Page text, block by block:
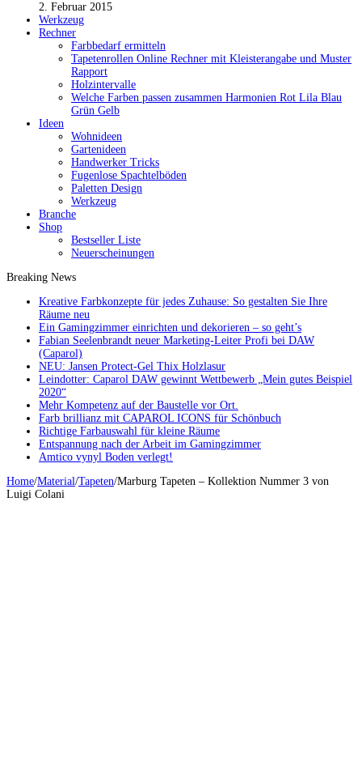
2. Februar 2015
Werkzeug
Rechner
Farbbedarf ermitteln
Tapetenrollen Online Rechner mit Kleisterangabe und Muster
Rapport
Holzintervalle
Welche Farben passen zusammen Harmonien Rot Lila Blau
Grün Gelb
Ideen
Wohnideen
Gartenideen
Handwerker Tricks
Fugenlose Spachtelböden
Paletten Design
Werkzeug
Branche
Shop
Bestseller Liste
Neuerscheinungen
Breaking News
Kreative Farbkonzepte für jedes Zuhause: So gestalten Sie Ihre
Räume neu
Ein Gamingzimmer einrichten und dekorieren – so geht’s
Fabian Seelenbrandt neuer Marketing-Leiter Profi bei DAW
(Caparol)
NEU: Jansen Protect-Gel Thix Holzlasur
Leindotter: Caparol DAW gewinnt Wettbewerb „Mein gutes Beispiel
2020“
Mehr Kompetenz auf der Baustelle vor Ort.
Farb brillianz mit CAPAROL ICONS für Schönbuch
Richtige Farbauswahl für kleine Räume
Entspannung nach der Arbeit im Gamingzimmer
Amtico vynyl Boden verlegt!
Home/Material/Tapeten/Marburg Tapeten – Kollektion Nummer 3 von
Luigi Colani